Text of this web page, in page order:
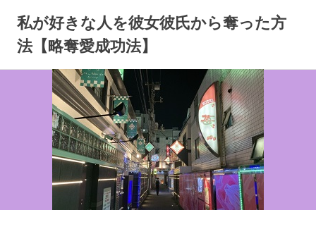
私が好きな人を彼女彼氏から奪った方
法【略奪愛成功法】